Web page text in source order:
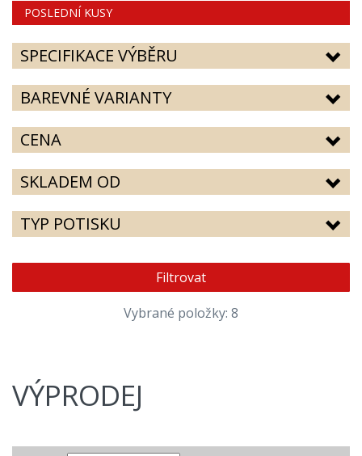
POSLEDNÍ KUSY
SPECIFIKACE VÝBĚRU
BAREVNÉ VARIANTY
CENA
SKLADEM OD
TYP POTISKU
Filtrovat
Vybrané položky: 8
VÝPRODEJ